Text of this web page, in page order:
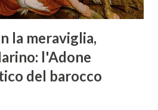
la meraviglia,
l'Adone
del barocco